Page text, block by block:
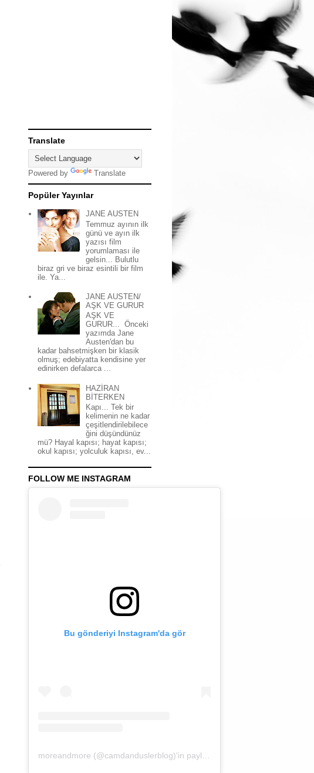
Translate
Powered by Translate
Popüler Yayınlar
JANE AUSTEN
Temmuz ayının ilk
günü ve ayın ilk
yazısı film
yorumlaması ile
gelsin... Bulutlu
biraz gri ve biraz esintili bir film
ile. Ya...
JANE AUSTEN/
AŞK VE GURUR
AŞK VE
GURUR... Önceki
yazımda Jane
Austen'dan bu
kadar bahsetmişken bir klasik
olmuş; edebiyatta kendisine yer
edinirken defalarca ...
HAZİRAN
BİTERKEN
Kapı... Tek bir
kelimenin ne kadar
çeşitlendirilebilece
ğini düşündünüz
mü? Hayal kapısı; hayat kapısı;
okul kapısı; yolculuk kapısı, ev...
FOLLOW ME INSTAGRAM
Bu gönderiyi Instagram'da gör